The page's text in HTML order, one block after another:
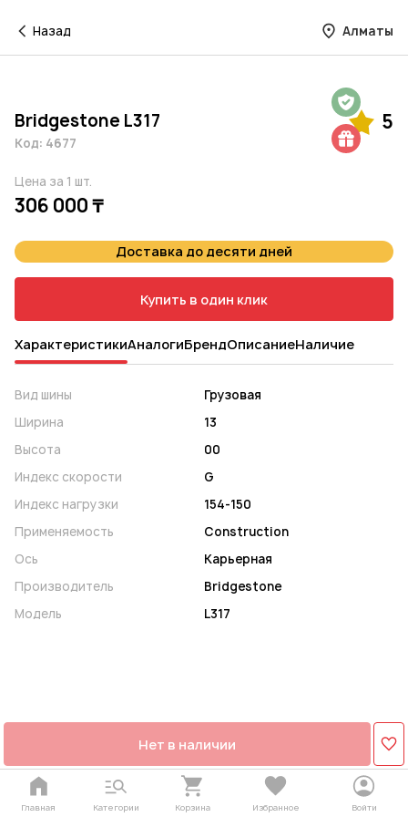
Назад Алматы
Bridgestone L317 5
Код: 4677
Цена за 1 шт.
306 000 ₸
Доставка до десяти дней
Купить в один клик
ХарактеристикиАналогиБрендОписаниеНаличие
Вид шины
Грузовая
Ширина
13
Высота
00
Индекс скорости
G
Индекс нагрузки
154-150
Применяемость
Construction
Ось
Карьерная
Производитель
Bridgestone
Модель
L317
Нет в наличии
Главная Категории Корзина Избранное Войти